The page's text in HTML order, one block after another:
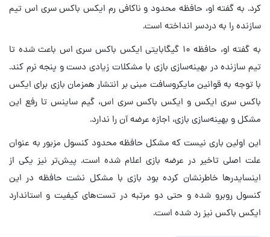
کرد. به گفته او، حافظه محدود و ناکافی رم ایکس باکس سری اس تیم
سازنده را به دردسر انداخته است.
به گفته او، حافظه ۱۰ گیگابایتی ایکس باکس سری اس باعث شده تا
تیم سازنده در بهینه‌سازی بازی با مشکلات زیادی دست و پنجه نرم کند.
با توجه به قوانین مایکروسافت مبنی بر انتشار همزمان بازی برای ایکس
باکس سری ایکس و ایکس باکس سری اس، گیم ساینس تا رفع این
مشکل و بهینه‌سازی بازی، اجازه عرضه آن را ندارد.
این اولین باری نیست که مشکل حافظه محدود کنسول مزبور به عنوان
علت اصلی تاخیر در عرضه بازی اعلام شده است. پیش‌تر نیز یکی از
اینسایدرها خاطرنشان کرده بود بازی با مشکل نشت حافظه در این
کنسول روبرو شده و حتی دو مرتبه در تست‌های کیفیت و استاندارد
ایکس باکس نیز رد شده است.